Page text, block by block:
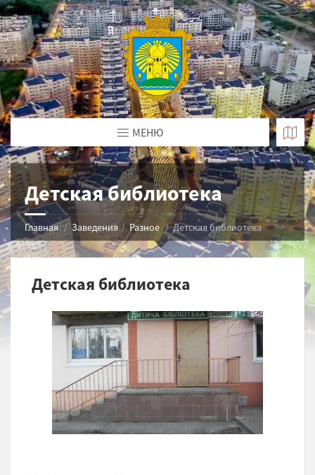
МЕНЮ
Детская библиотека
Главная Заведения Разное Детская библиотека
Детская библиотека